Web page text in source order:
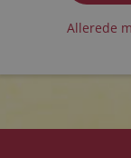
Allerede